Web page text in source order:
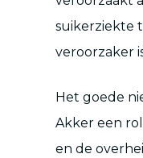
suikerziekte
veroorzaker
Het goede
Akker een
en de